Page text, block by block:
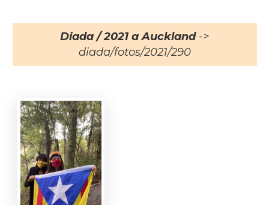
Diada / 2021 a Auckland->
diada/fotos/2021/290